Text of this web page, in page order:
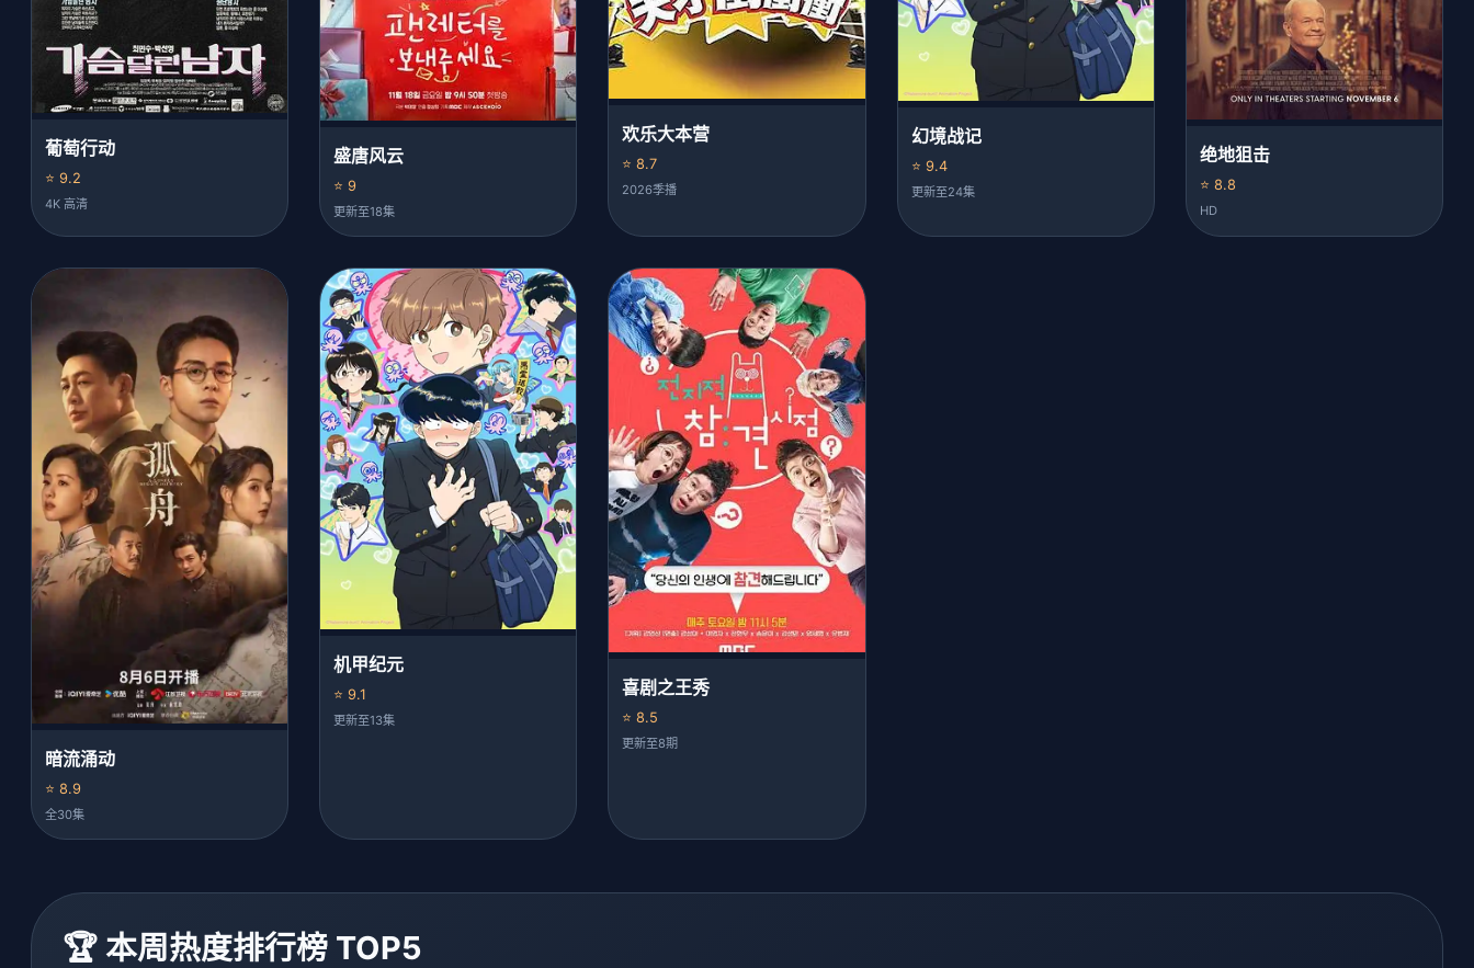
葡萄行动
⭐ 9.2
4K 高清
盛唐风云
⭐ 9
更新至18集
欢乐大本营
⭐ 8.7
2026季播
幻境战记
⭐ 9.4
更新至24集
绝地狙击
⭐ 8.8
HD
暗流涌动
⭐ 8.9
全30集
机甲纪元
⭐ 9.1
更新至13集
喜剧之王秀
⭐ 8.5
更新至8期
🏆 本周热度排行榜 TOP5